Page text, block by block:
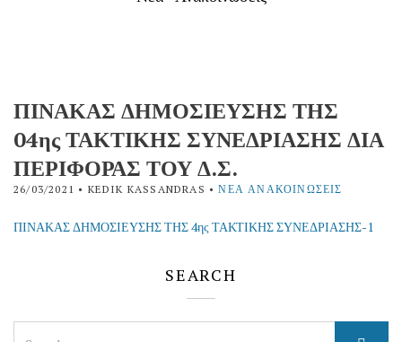
ΠΙΝΑΚΑΣ ΔΗΜΟΣΙΕΥΣΗΣ ΤΗΣ
04ης ΤΑΚΤΙΚΗΣ ΣΥΝΕΔΡΙΑΣΗΣ ΔΙΑ
ΠΕΡΙΦΟΡΑΣ ΤΟΥ Δ.Σ.
26/03/2021 • KEDIK KASSANDRAS •ΝΈΑ ΑΝΑΚΟΙΝΏΣΕΙΣ
ΠΙΝΑΚΑΣ ΔΗΜΟΣΙΕΥΣΗΣ ΤΗΣ 4ης ΤΑΚΤΙΚΗΣ ΣΥΝΕΔΡΙΑΣΗΣ-1
SEARCH